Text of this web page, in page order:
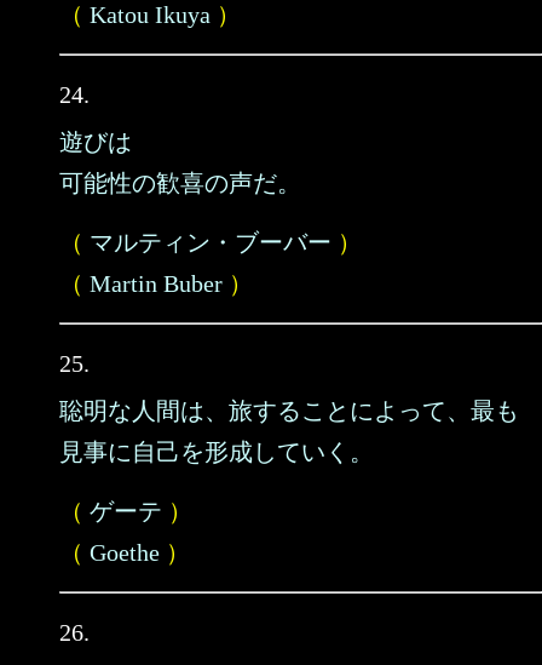
（ Katou Ikuya ）
24.
遊びは
可能性の歓喜の声だ。
（ マルティン・ブーバー ）
（ Martin Buber ）
25.
聡明な人間は、旅することによって、最も
見事に自己を形成していく。
（ ゲーテ ）
（ Goethe ）
26.